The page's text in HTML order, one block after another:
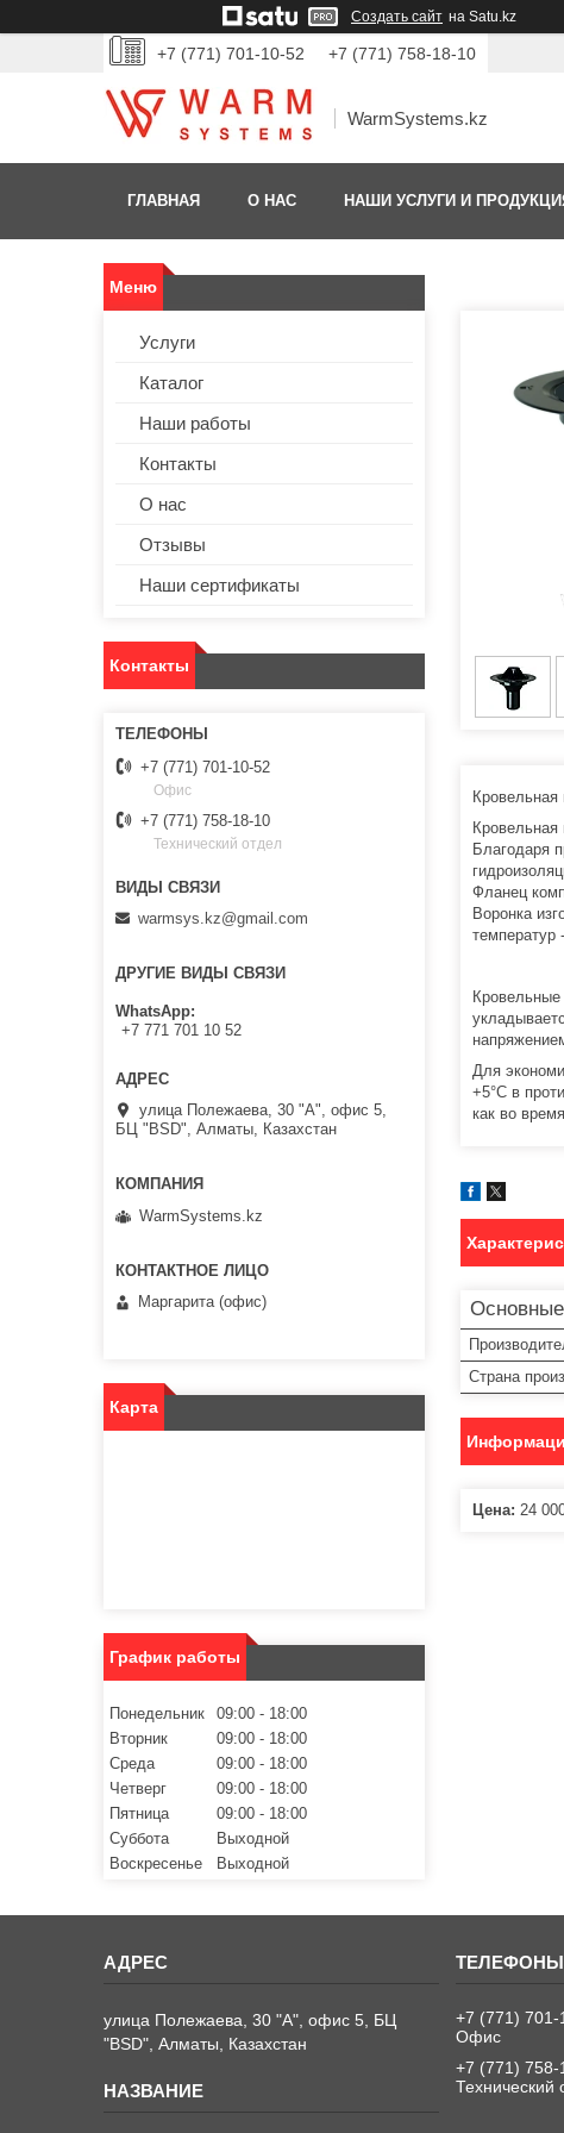
Создать сайт на Satu.kz
+7 (771) 701-10-52 +7 (771) 758-18-10
WarmSystems.kz
ГЛАВНАЯ О НАС НАШИ УСЛУГИ И
Кровельная
Благодаря
Фланец
Воронка
температур
Для
+5°С в
как во
Страна
Цена: 24
Услуги
Каталог
Наши работы
Контакты
О нас
Отзывы
Наши сертификаты
Контакты
+7 (771) 701-10-52
Офис
+7 (771) 758-18-10
Технический отдел
warmsys.kz@gmail.com
ДРУГИЕ ВИДЫ СВЯЗИ
WhatsApp
+7 771 701 10 52
улица Полежаева, 30 "А", офис 5,
БЦ "BSD", Алматы, Казахстан
WarmSystems.kz
Маргарита (офис)
Карта
График работы
Понедельник 09:00
18:00
Вторник
09:00
18:00
Среда
09:00
18:00
Четверг
09:00
18:00
Пятница
09:00
18:00
Суббота
Выходной
Воскресенье
Выходной
улица Полежаева, 30 "А", офис 5, БЦ
"BSD", Алматы, Казахстан
+7 (771) 701-
Офис
+7 (771) 758-
Технический